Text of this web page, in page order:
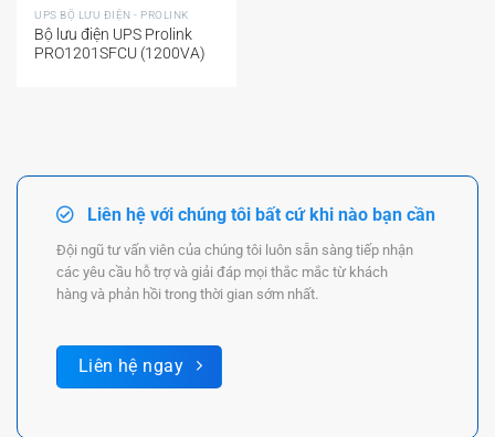
UPS BỘ LƯU ĐIỆN - PROLINK
Bộ lưu điện UPS Prolink
PRO1201SFCU (1200VA)
Liên hệ với chúng tôi bất cứ khi nào bạn cần
Đội ngũ tư vấn viên của chúng tôi luôn sẵn sàng tiếp nhận
các yêu cầu hỗ trợ và giải đáp mọi thắc mắc từ khách
hàng và phản hồi trong thời gian sớm nhất.
Liên hệ ngay